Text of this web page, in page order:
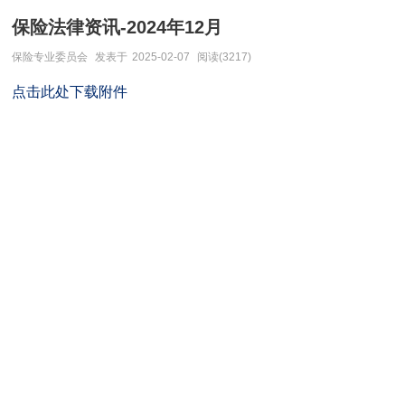
保险法律资讯-2024年12月
保险专业委员会 发表于 2025-02-07 阅读(3217)
点击此处下载附件